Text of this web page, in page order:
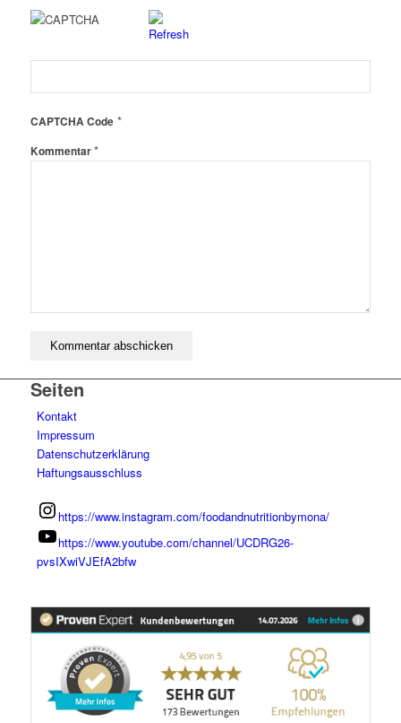
CAPTCHA Code*
Kommentar*
Seiten
Kontakt
Impressum
Datenschutzerklärung
Haftungsausschluss
https://www.instagram.com/foodandnutritionbymona/
https://www.youtube.com/channel/UCDRG26-
pvsIXwiVJEfA2bfw